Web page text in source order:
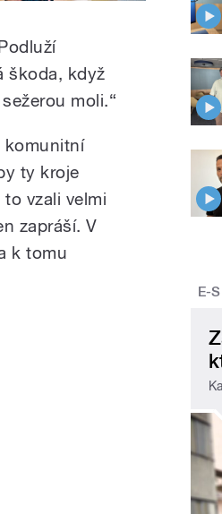
škoda, když
moli.“
komunitní
ty kroje
vzali velmi
zapráší. V
k tomu
E-